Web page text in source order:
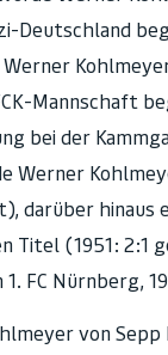
Deutschland
Mannschaft
bei der
Werner
darüber
Titel (1951:
FC Nürnberg,
von